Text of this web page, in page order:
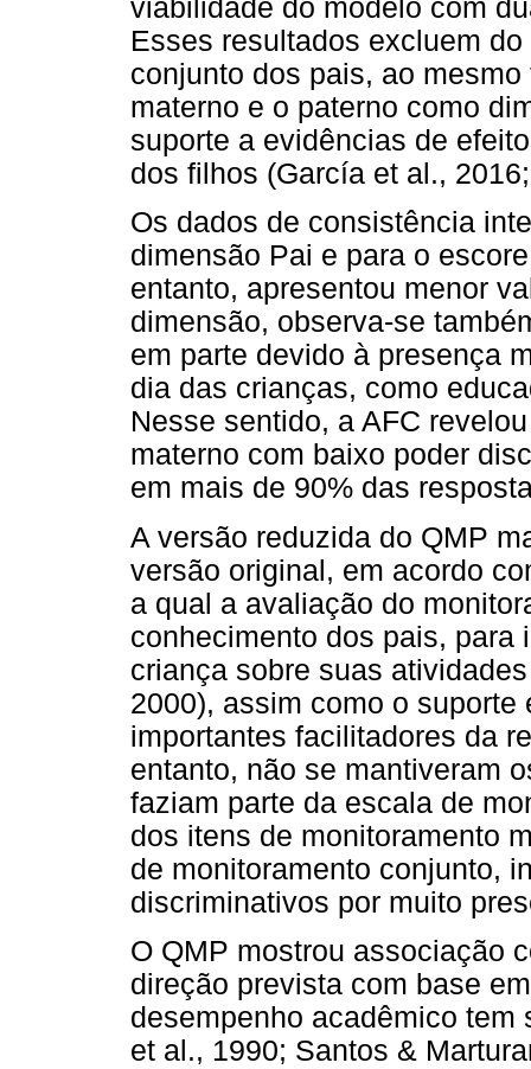
viabilidade do modelo com
Esses resultados excluem
conjunto dos pais, ao
materno e o paterno como
suporte a evidências de
dos filhos (García et al.,
Os dados de consistência
dimensão Pai e para o
entanto, apresentou menor
dimensão, observa-se
em parte devido à presença
dia das crianças, como
Nesse sentido, a AFC
materno com baixo poder
em mais de 90% das
A versão reduzida do QMP
versão original, em acordo
a qual a avaliação do
conhecimento dos pais, para
criança sobre suas
2000), assim como o
importantes facilitadores da
entanto, não se mantiveram
faziam parte da escala de
dos itens de monitoramento
de monitoramento conjunto,
discriminativos por muito
O QMP mostrou associação
direção prevista com base
desempenho acadêmico tem
et al., 1990; Santos &